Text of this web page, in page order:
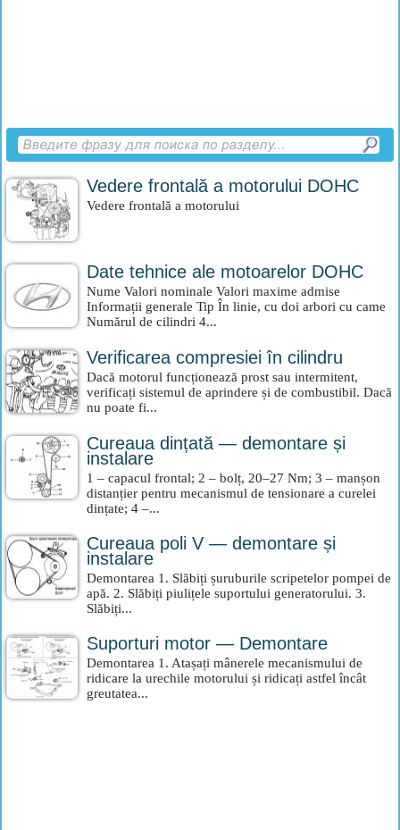
Vedere frontală a motorului DOHC
Vedere frontală a motorului
Date tehnice ale motoarelor DOHC
Nume Valori nominale Valori maxime admise
Informații generale Tip În linie, cu doi arbori cu came
Numărul de cilindri 4...
Verificarea compresiei în cilindru
Dacă motorul funcționează prost sau intermitent,
verificați sistemul de aprindere și de combustibil. Dacă
nu poate fi...
Cureaua dințată — demontare și
instalare
1 – capacul frontal; 2 – bolț, 20–27 Nm; 3 – manșon
distanțier pentru mecanismul de tensionare a curelei
dințate; 4 –...
Cureaua poli V — demontare și
instalare
Demontarea 1. Slăbiți șuruburile scripetelor pompei de
apă. 2. Slăbiți piulițele suportului generatorului. 3.
Slăbiți...
Suporturi motor — Demontare
Demontarea 1. Atașați mânerele mecanismului de
ridicare la urechile motorului și ridicați astfel încât
greutatea...